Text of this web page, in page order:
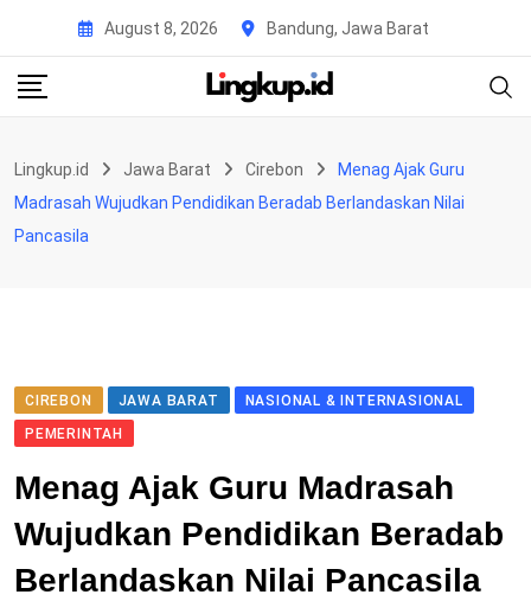
content
August 8, 2026 Bandung, Jawa Barat
Lingkup.id Jawa Barat Cirebon
Menag Ajak Guru
Madrasah Wujudkan Pendidikan Beradab Berlandaskan Nilai
Pancasila
CIREBON JAWA BARAT
NASIONAL & INTERNASIONAL
PEMERINTAH
Menag Ajak Guru Madrasah
Wujudkan Pendidikan Beradab
Berlandaskan Nilai Pancasila